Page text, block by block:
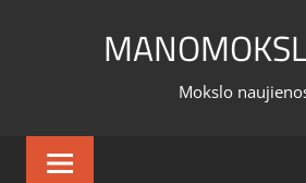
Mokslo